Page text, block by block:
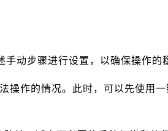
动步骤进行设置，以确保操作的
作的情况。此时，可以先使用